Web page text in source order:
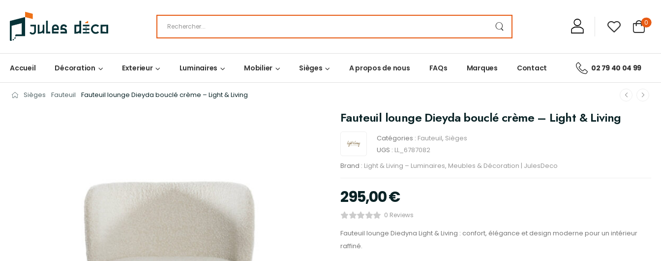
0
Accueil Décoration Exterieur Luminaires Mobilier Sièges A propos de nous FAQs Marques Contact 02 79 40 04 99
Sièges Fauteuil Fauteuil lounge Dieyda bouclé crème – Light & Living
Fauteuil lounge Dieyda bouclé crème – Light & Living
Catégories : Fauteuil, Sièges
UGS : LL_6787082
Brand : Light & Living – Luminaires, Meubles & Décoration | JulesDeco
295,00€
0 Reviews
Fauteuil lounge Diedyna Light & Living : confort, élégance et design moderne pour un intérieur
raffiné.